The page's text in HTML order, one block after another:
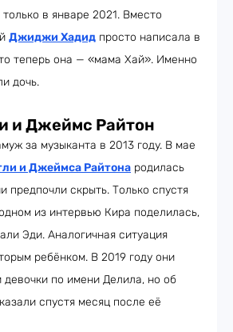
в январе 2021. Вместо
Джиджи Хадид просто написала в
теперь она — «мама Хай». Именно
дочь.
и Джеймс Райтон
за музыканта в 2013 году. В мае
и Джеймса Райтона родилась
предпочли скрыть. Только спустя
из интервью Кира поделилась,
Эди. Аналогичная ситуация
ребёнком. В 2019 году они
девочки по имени Делила, но об
спустя месяц после её